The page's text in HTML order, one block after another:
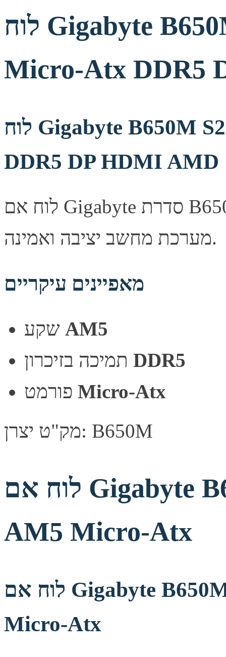
לוח Gigabyte B650M S2H 1.4 AM5
Micro-Atx DDR5
לוח Gigabyte B650M S2H 1.4 AM5 Micro-Atx
DDR5 DP HDMI AMD
לוח אם Gigabyte סדרת B650M, מספק יציבות ואמינות לבניית
מערכת מחשב יציבה ואמינה.
מאפיינים עיקריים
AM5
DDR5
Micro-Atx
מק"ט יצרן: B650M
לוח אם Gigabyte B650M D3HP 1.3 DDR5
AM5 Micro-Atx
לוח אם Gigabyte B650M D3HP 1.3 DDR5 AM5
Micro-Atx